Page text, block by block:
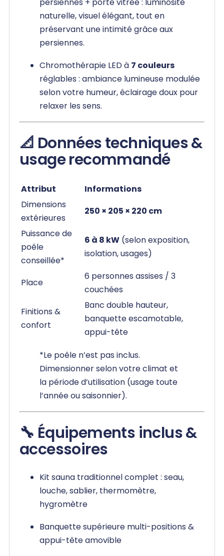
persiennes + porte vitrée : luminosité
naturelle, visuel élégant, tout en
préservant une intimité grâce aux
persiennes.
Chromothérapie LED à 7 couleurs
réglables : ambiance lumineuse modulée
selon votre humeur, éclairage doux pour
relaxer les sens.
📐 Données techniques &
usage recommandé
Attribut
Informations
Dimensions
extérieures
250 × 205 × 220 cm
Puissance de
poêle
conseillée*
6 à 8 kW (selon exposition,
isolation, usages)
Place
6 personnes assises / 3
couchées
Finitions &
confort
Banc double hauteur,
banquette escamotable,
appui-tête
*Le poêle n’est pas inclus.
Dimensionner selon votre climat et
la période d’utilisation (usage toute
l’année ou saisonnier).
🔧 Équipements inclus &
accessoires
Kit sauna traditionnel complet : seau,
louche, sablier, thermomètre,
hygromètre
Banquette supérieure multi-positions &
appui-tête amovible